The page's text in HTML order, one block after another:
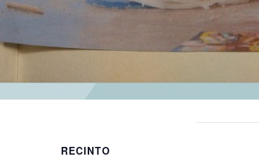
RECINTO